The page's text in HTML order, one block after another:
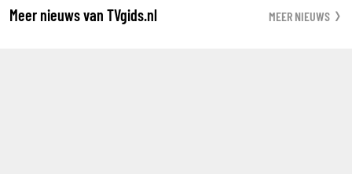
Meer nieuws van TVgids.nl MEER NIEUWS